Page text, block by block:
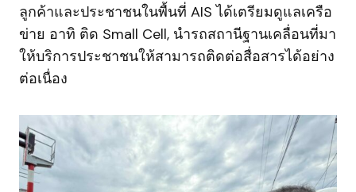
ลูกค้าและประชาชนในพื้นที่ AIS ได้เตรียมดูแลเครือ
ข่าย อาทิ ติด Small Cell, นำรถสถานีฐานเคลื่อนที่มา
ให้บริการประชาชนให้สามารถติดต่อสื่อสารได้อย่าง
ต่อเนื่อง